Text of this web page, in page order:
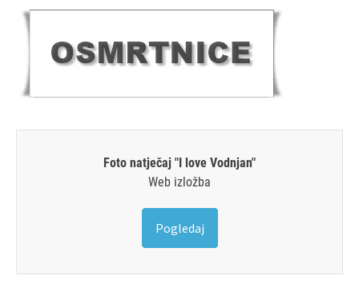
Foto natječaj "I love Vodnjan"
Web izložba
Pogledaj